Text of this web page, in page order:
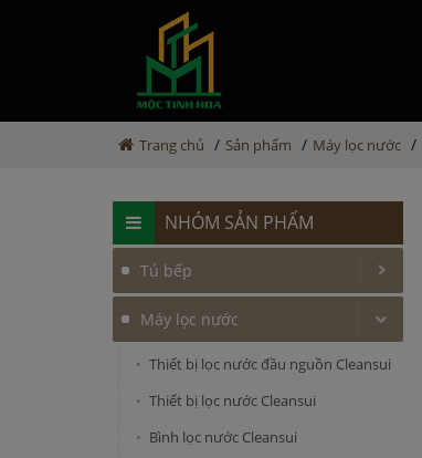
Trang chủ / Sản phẩm / Máy lọc nước /
NHÓM SẢN PHẨM
Tủ bếp
Máy lọc nước
Thiết bị lọc nước đầu nguồn Cleansui
Thiết bị lọc nước Cleansui
Bình lọc nước Cleansui